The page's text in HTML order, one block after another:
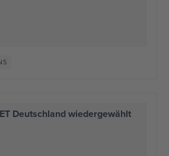
Deutschland wiedergewählt